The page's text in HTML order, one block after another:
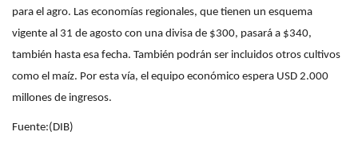
para el agro. Las economías regionales, que tienen un esquema
vigente al 31 de agosto con una divisa de $300, pasará a $340,
también hasta esa fecha. También podrán ser incluidos otros cultivos
como el maíz. Por esta vía, el equipo económico espera USD 2.000
millones de ingresos.
Fuente:(DIB)